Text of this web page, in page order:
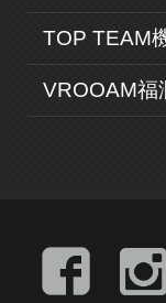
TOP TEAM
VROOAM福